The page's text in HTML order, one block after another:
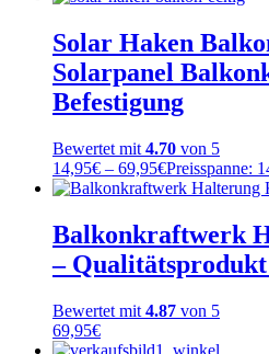
Solar Haken
Solarpanel
Befestigung
Bewertet mit 4.70 von 5
14,95€ – 69,95€Preisspanne:
Balkonkraftwerk
– Qualitätsprodukt
Bewertet mit 4.87 von 5
69,95€